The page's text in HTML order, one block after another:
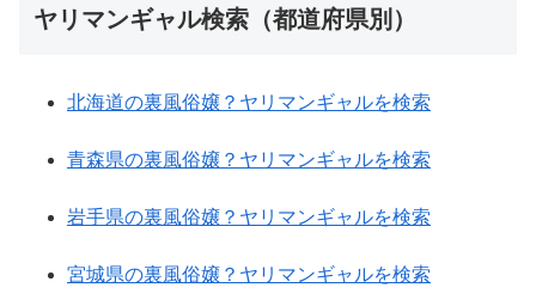
ヤリマンギャル検索（都道府県別）
北海道の裏風俗嬢？ヤリマンギャルを検索
青森県の裏風俗嬢？ヤリマンギャルを検索
岩手県の裏風俗嬢？ヤリマンギャルを検索
宮城県の裏風俗嬢？ヤリマンギャルを検索